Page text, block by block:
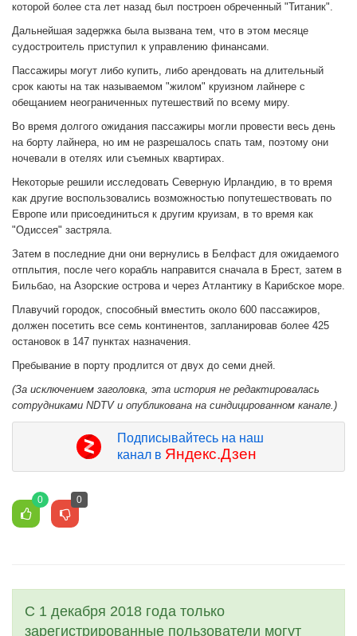
которой более ста лет назад был построен обреченный "Титаник".
Дальнейшая задержка была вызвана тем, что в этом месяце
судостроитель приступил к управлению финансами.
Пассажиры могут либо купить, либо арендовать на длительный
срок каюты на так называемом "жилом" круизном лайнере с
обещанием неограниченных путешествий по всему миру.
Во время долгого ожидания пассажиры могли провести весь день
на борту лайнера, но им не разрешалось спать там, поэтому они
ночевали в отелях или съемных квартирах.
Некоторые решили исследовать Северную Ирландию, в то время
как другие воспользовались возможностью попутешествовать по
Европе или присоединиться к другим круизам, в то время как
"Одиссея" застряла.
Затем в последние дни они вернулись в Белфаст для ожидаемого
отплытия, после чего корабль направится сначала в Брест, затем в
Бильбао, на Азорские острова и через Атлантику в Карибское море.
Плавучий городок, способный вместить около 600 пассажиров,
должен посетить все семь континентов, запланировав более 425
остановок в 147 пунктах назначения.
Пребывание в порту продлится от двух до семи дней.
(За исключением заголовка, эта история не редактировалась
сотрудниками NDTV и опубликована на синдицированном канале.)
Подписывайтесь на наш
канал в Яндекс.Дзен
0 0
С 1 декабря 2018 года только
зарегистрированные пользователи могут